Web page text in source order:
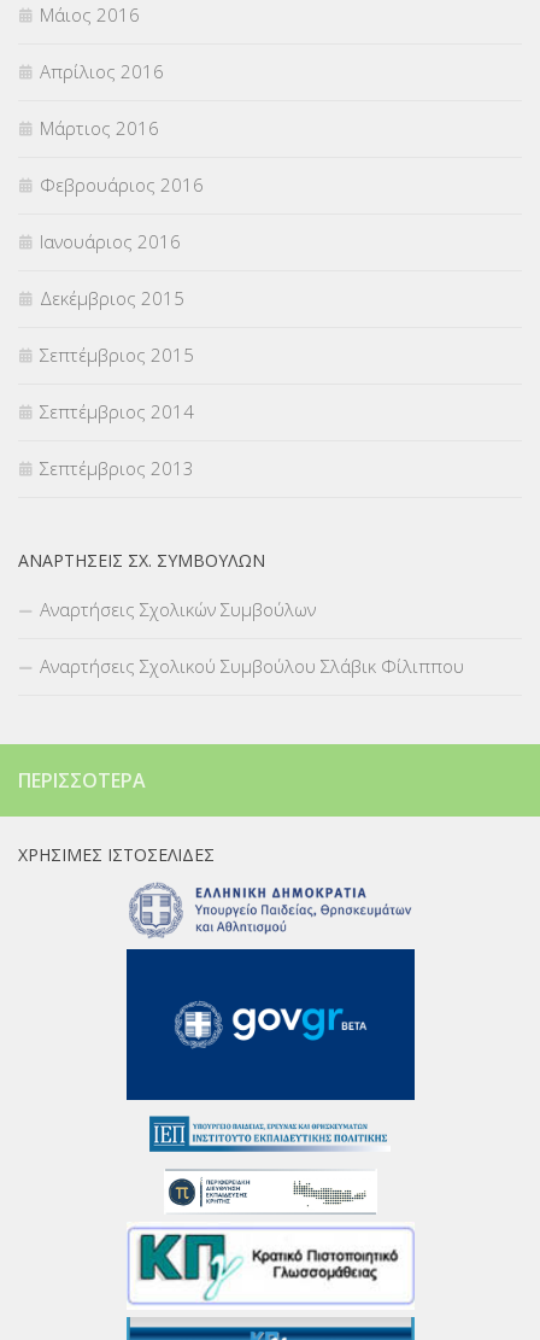
Μάιος 2016
Απρίλιος 2016
Μάρτιος 2016
Φεβρουάριος 2016
Ιανουάριος 2016
Δεκέμβριος 2015
Σεπτέμβριος 2015
Σεπτέμβριος 2014
Σεπτέμβριος 2013
ΑΝΑΡΤΉΣΕΙΣ ΣΧ. ΣΥΜΒΟΎΛΩΝ
Αναρτήσεις Σχολικών Συμβούλων
Αναρτήσεις Σχολικού Συμβούλου Σλάβικ Φίλιππου
ΠΕΡΙΣΣΌΤΕΡΑ
ΧΡΉΣΙΜΕΣ ΙΣΤΟΣΕΛΊΔΕΣ